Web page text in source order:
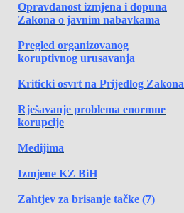
Opravdanost izmjena i dopuna
Zakona o javnim nabavkama
Pregled organizovanog
koruptivnog urusavanja
Kriticki osvrt na Prijedlog Zakona
Rješavanje problema enormne
korupcije
Medijima
Izmjene KZ BiH
Zahtjev za brisanje tačke (7)